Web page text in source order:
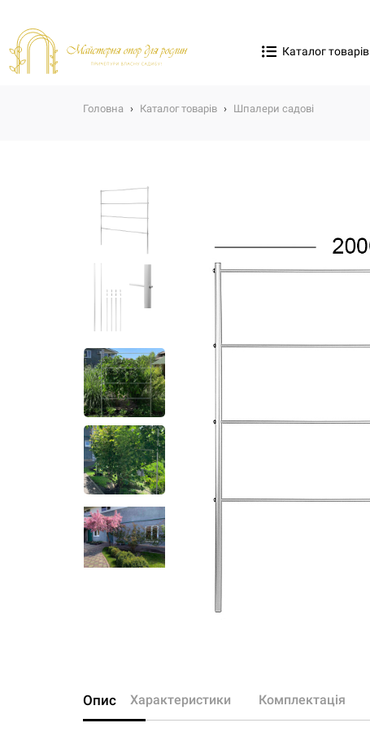
Каталог товарів
Головна › Каталог товарів › Шпалери садові
Опис Характеристики Комплектація